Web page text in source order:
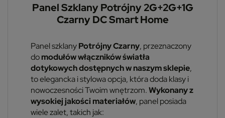
Panel Szklany Potrójny 2G+2G+1G
Czarny DC Smart Home
Panel szklanyPotrójny Czarny, przeznaczony
domodułów włączników światła
dotykowych dostępnych w naszym sklepie,
to elegancka i stylowa opcja, która doda klasy i
nowoczesności Twoim wnętrzom.Wykonany z
wysokiej jakości materiałów, panel posiada
wiele zalet, takich jak: